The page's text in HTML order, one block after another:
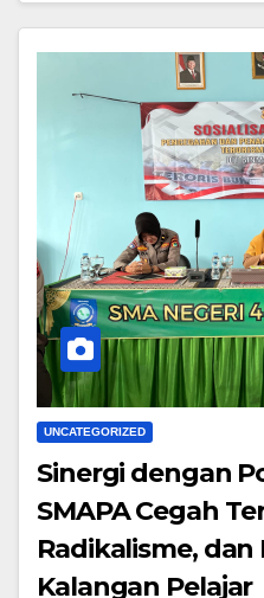
UNCATEGORIZED
Sinergi dengan
SMAPA Cegah
Radikalisme,
Kalangan Pelajar